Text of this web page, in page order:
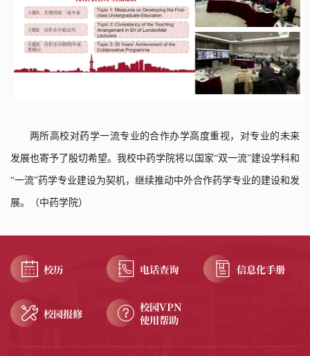
两所高校对药学一流专业的合作办学高度重视，对专业的未来
发展也寄予了殷切希望。我校中药学院将以国家“双一流”建设学科和
“一流”药学专业建设为契机，继续推动中外合作药学专业的建设和发
展。 （中药学院）
校历 电话查询 信息化手册
校园报修
校园VPN
使用帮助